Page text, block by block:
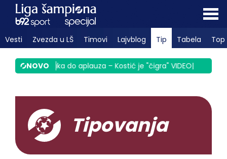
Vesti Zvezda u LŠ Timovi Lajvblog Tip Tabela Top
NOVO
zvižduka do aplauza – Kostić je "čigra" VIDEO| Partizan već
Tipovanja